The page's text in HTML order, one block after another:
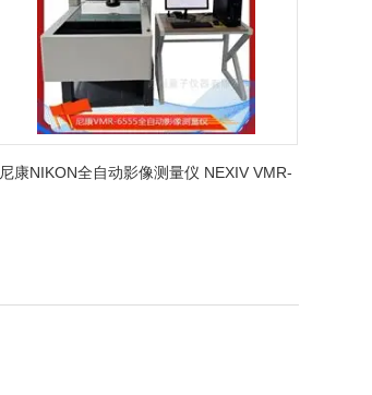
尼康NIKON全自动影像测量仪 NEXIV VMR-